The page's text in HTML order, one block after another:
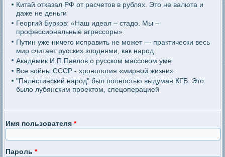
Китай отказал РФ от расчетов в рублях. Это не валюта и
даже не деньги
Георгий Бурков: «Наш идеал – стадо. Мы –
профессиональные агрессоры»
Путин уже ничего исправить не может — практически весь
мир считает русских злодеями, как народ
Академик И.П.Павлов о русском массовом уме
Все войны СССР - хронология «мирной жизни»
"Палестинский народ" был полностью выдуман КГБ. Это
было лубянским проектом, спецоперацией
Имя пользователя*
Пароль*